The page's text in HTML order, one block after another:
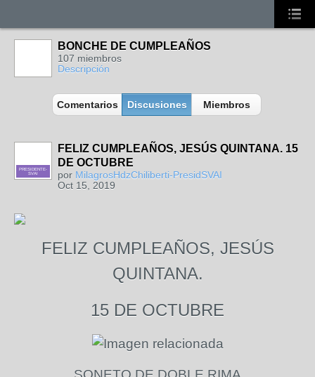
BONCHE DE CUMPLEAÑOS
107 miembros
Descripción
Comentarios Discusiones Miembros
PRESIDENTE-
SVAI
FELIZ CUMPLEAÑOS, JESÚS QUINTANA. 15
DE OCTUBRE
por MilagrosHdzChiliberti-PresidSVAI
Oct 15, 2019
FELIZ CUMPLEAÑOS, JESÚS
QUINTANA.
15 DE OCTUBRE